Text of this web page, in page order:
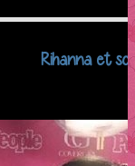
Rihanna et